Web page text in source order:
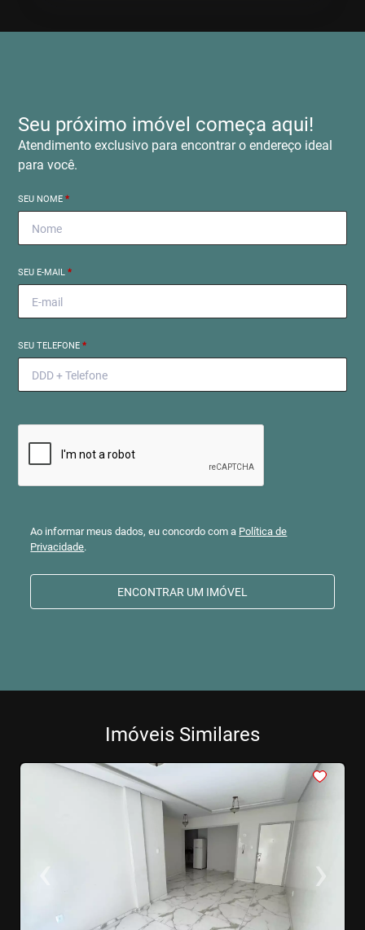
Seu próximo imóvel começa aqui!
Atendimento exclusivo para encontrar o endereço ideal
para você.
SEU NOME*
SEU E-MAIL*
SEU TELEFONE*
Ao informar meus dados, eu concordo com a Política de
Privacidade.
ENCONTRAR UM IMÓVEL
Imóveis Similares
‹ ›